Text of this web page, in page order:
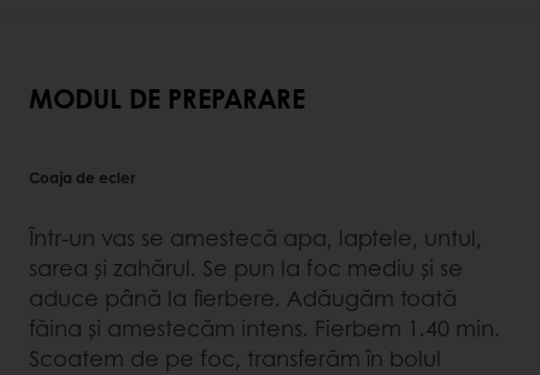
MODUL DE PREPARARE
Coaja de ecler
Într-un vas se amestecă apa, laptele, untul,
sarea și zahărul. Se pun la foc mediu și se
aduce până la fierbere. Adăugăm toată
făina și amestecăm intens. Fierbem 1.40 min.
Scoatem de pe foc, transferăm în bolul